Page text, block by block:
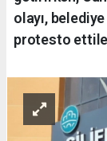
olayı,
protesto